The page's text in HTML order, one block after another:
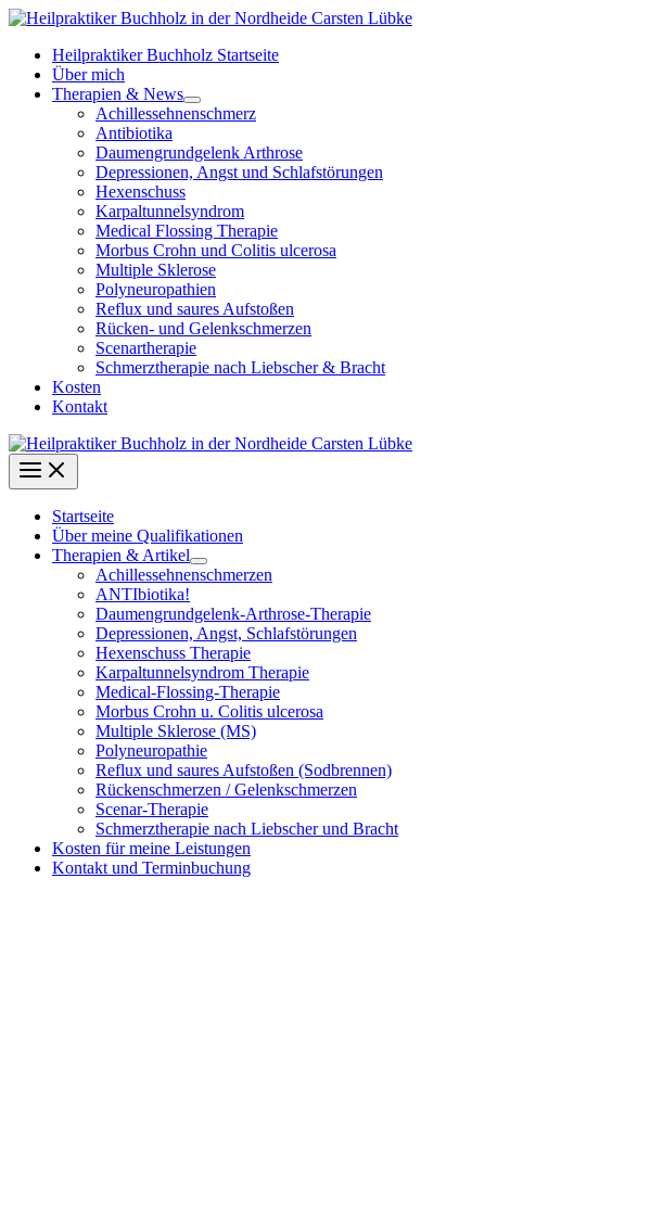
Zum
springenHeilpraktiker Buchholz Startseite
Über mich
Therapien & News
Achillessehnenschmerz
Antibiotika
Daumengrundgelenk Arthrose
Depressionen, Angst und Schlafstörungen
Hexenschuss
Karpaltunnelsyndrom
Medical Flossing Therapie
Morbus Crohn und Colitis ulcerosa
Multiple Sklerose
Polyneuropathien
Reflux und saures Aufstoßen
Rücken- und Gelenkschmerzen
Scenartherapie
Schmerztherapie nach Liebscher & Bracht
Kosten
Kontakt
Startseite
Über meine Qualifikationen
Therapien & Artikel
Achillessehnenschmerzen
ANTIbiotika!
Daumengrundgelenk-Arthrose-Therapie
Depressionen, Angst, Schlafstörungen
Hexenschuss Therapie
Karpaltunnelsyndrom Therapie
Medical-Flossing-Therapie
Morbus Crohn u. Colitis ulcerosa
Multiple Sklerose (MS)
Polyneuropathie
Reflux und saures Aufstoßen (Sodbrennen)
Rückenschmerzen / Gelenkschmerzen
Scenar-Therapie
Schmerztherapie nach Liebscher und Bracht
Kosten für meine Leistungen
Kontakt und Terminbuchung